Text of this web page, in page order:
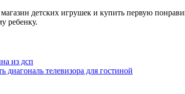
детских игрушек и купить первую
ребенку.
из дсп
диагональ телевизора для гостиной